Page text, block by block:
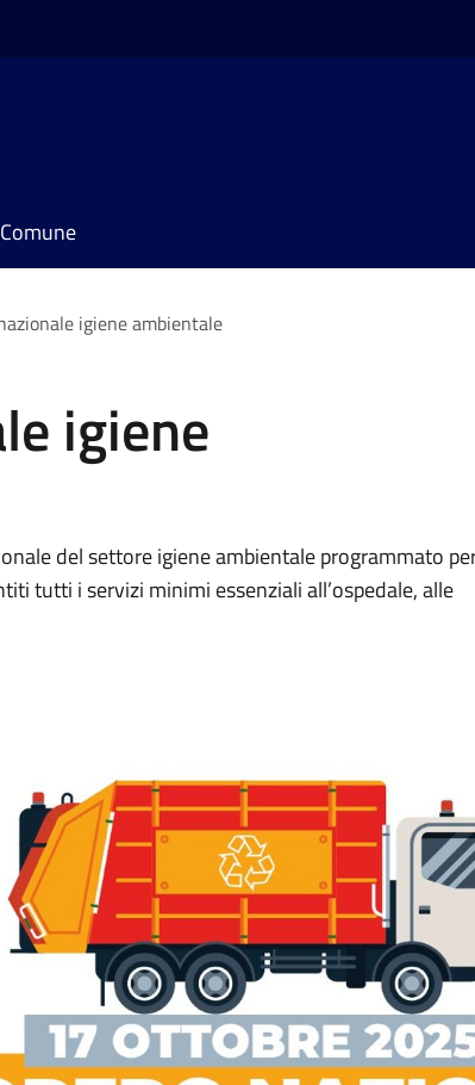
igiene ambientale
igiene
del settore igiene ambientale programmato
tutti i servizi minimi essenziali all’ospedale, alle